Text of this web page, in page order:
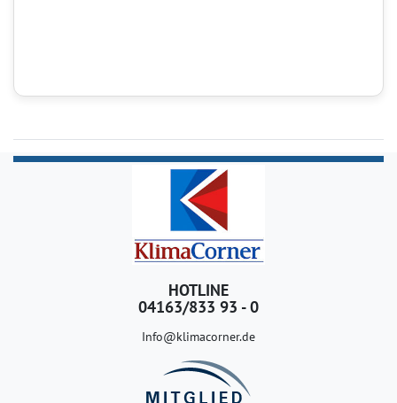
HOTLINE
04163/833 93 - 0
Info@klimacorner.de